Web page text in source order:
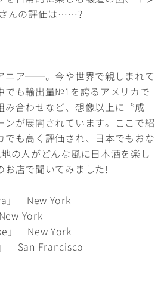
んの評価は……?
ニア──。今や世界で親しまれて
でも輸出量№1を誇るアメリカで
み合わせなど、想像以上に〝成
ンが展開されています。ここで紹
でも高く評価され、日本でもおな
の人がどんな風に日本酒を楽し
お店で聞いてみました!
」 New York
York
」 New York
San Francisco